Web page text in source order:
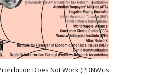
Does Not Work (PDNW) is